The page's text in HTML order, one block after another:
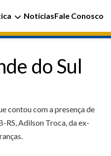
NotíciasFale Conosco
do Sul
contou com a presença de
Adilson Troca, da ex-